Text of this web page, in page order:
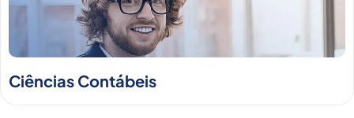
Ciências Contábeis